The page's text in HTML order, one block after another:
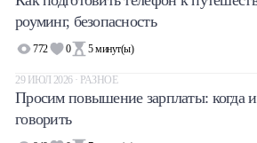
роуминг, безопасность
772 0 5минут(ы)
29 ИЮЛ 2026 · РАЗНОЕ
Просим повышение зарплаты: когда
говорить